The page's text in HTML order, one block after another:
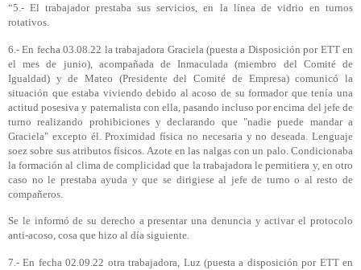
“5.- El trabajador prestaba sus servicios, en la línea de vidrio en turnos
rotativos.
6.- En fecha 03.08.22 la trabajadora Graciela (puesta a Disposición por ETT en
el mes de junio), acompañada de Inmaculada (miembro del Comité de
Igualdad) y de Mateo (Presidente del Comité de Empresa) comunicó la
situación que estaba viviendo debido al acoso de su formador que tenía una
actitud posesiva y paternalista con ella, pasando incluso por encima del jefe de
turno realizando prohibiciones y declarando que "nadie puede mandar a
Graciela" excepto él. Proximidad física no necesaria y no deseada. Lenguaje
soez sobre sus atributos físicos. Azote en las nalgas con un palo. Condicionaba
la formación al clima de complicidad que la trabajadora le permitiera y, en otro
caso no le prestaba ayuda y que se dirigiese al jefe de turno o al resto de
compañeros.
Se le informó de su derecho a presentar una denuncia y activar el protocolo
anti-acoso, cosa que hizo al día siguiente.
7.- En fecha 02.09.22 otra trabajadora, Luz (puesta a disposición por ETT en